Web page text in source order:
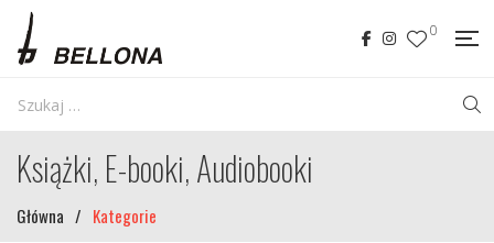
0
Książki, E-booki, Audiobooki
Główna / Kategorie